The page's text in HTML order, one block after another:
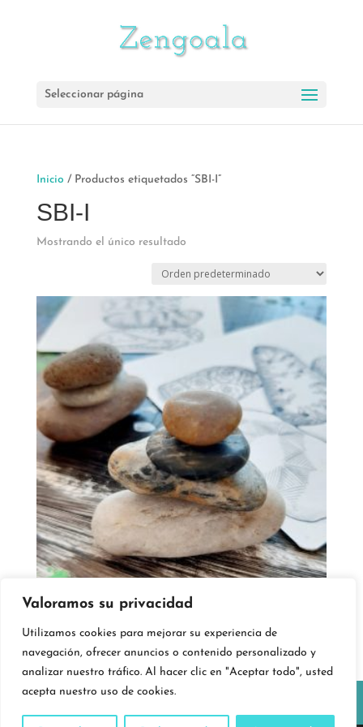
Valoramos su privacidad
Utilizamos cookies para mejorar su experiencia de
navegación, ofrecer anuncios o contenido personalizado y
analizar nuestro tráfico. Al hacer clic en "Aceptar todo", usted
acepta nuestro uso de cookies.
Seleccionar página
Inicio / Productos etiquetados “SBI-I”
SBI-I
Mostrando el único resultado
SBI-I Stone Balance
€